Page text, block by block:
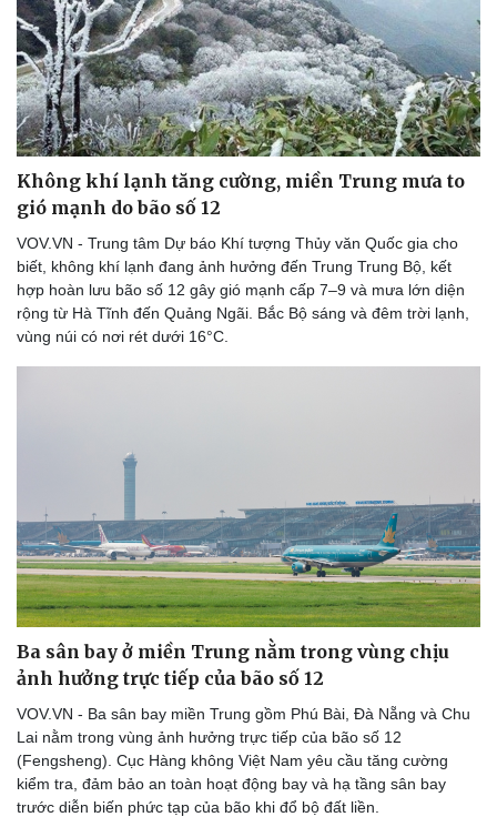
Không khí lạnh tăng cường, miền Trung mưa to
gió mạnh do bão số 12
VOV.VN - Trung tâm Dự báo Khí tượng Thủy văn Quốc gia cho
biết, không khí lạnh đang ảnh hưởng đến Trung Trung Bộ, kết
hợp hoàn lưu bão số 12 gây gió mạnh cấp 7–9 và mưa lớn diện
rộng từ Hà Tĩnh đến Quảng Ngãi. Bắc Bộ sáng và đêm trời lạnh,
vùng núi có nơi rét dưới 16°C.
Ba sân bay ở miền Trung nằm trong vùng chịu
ảnh hưởng trực tiếp của bão số 12
VOV.VN - Ba sân bay miền Trung gồm Phú Bài, Đà Nẵng và Chu
Lai nằm trong vùng ảnh hưởng trực tiếp của bão số 12
(Fengsheng). Cục Hàng không Việt Nam yêu cầu tăng cường
kiểm tra, đảm bảo an toàn hoạt động bay và hạ tầng sân bay
trước diễn biến phức tạp của bão khi đổ bộ đất liền.